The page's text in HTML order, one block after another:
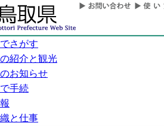
さがす
紹介と観光
お知らせ
手続
と仕事